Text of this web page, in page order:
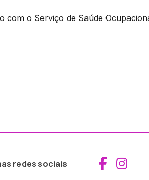
com o Serviço de Saúde
redes sociais